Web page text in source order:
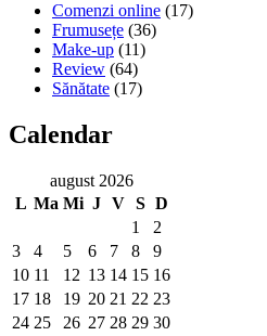
Comenzi online (17)
Frumusețe (36)
Make-up (11)
Review (64)
Sănătate (17)
Calendar
august 2026
L Ma Mi J V S D
1
2
3
4 5 6 7 8
9
10 11 12 13 14 15 16
17 18 19 20 21 22 23
24 25 26 27 28 29 30